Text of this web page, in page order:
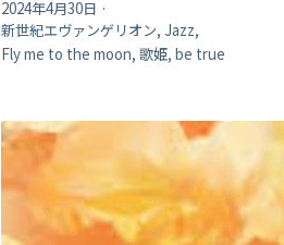
2024年4月30日 ·
新世紀エヴァンゲリオン, Jazz,
Fly me to the moon, 歌姫, be true